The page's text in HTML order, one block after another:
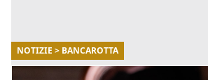
NOTIZIE > BANCAROTTA